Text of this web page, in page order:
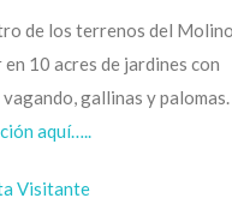
de los terrenos del
10 acres de jardines con
gallinas y palomas.
aquí…..
Visitante